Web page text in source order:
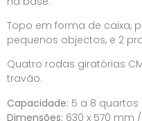
Topo em forma de caixa,
pequenos objectos, e 2
Quatro rodas giratórias
travão.
Capacidade: 5 a 8 quartos
Dimensões: 630 x 570 mm /